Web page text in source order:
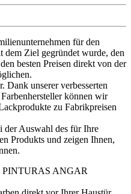
für den
dem Ziel gegründet wurde, den
besten Preisen direkt von der
Dank unserer verbesserten
können wir
zu Fabrikpreisen
der Auswahl des für Ihre
Produkts und zeigen Ihnen,
PINTURAS ANGAR